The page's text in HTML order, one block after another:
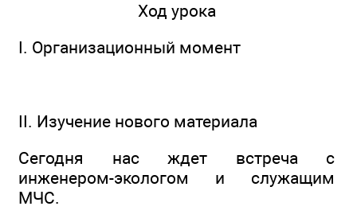
Ход урока
I. Организационный момент
II. Изучение нового материала
Сегодня нас ждет встреча с
инженером-экологом и служащим
МЧС.